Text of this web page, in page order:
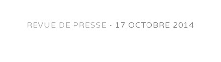
REVUE DE PRESSE - 17 OCTOBRE 2014